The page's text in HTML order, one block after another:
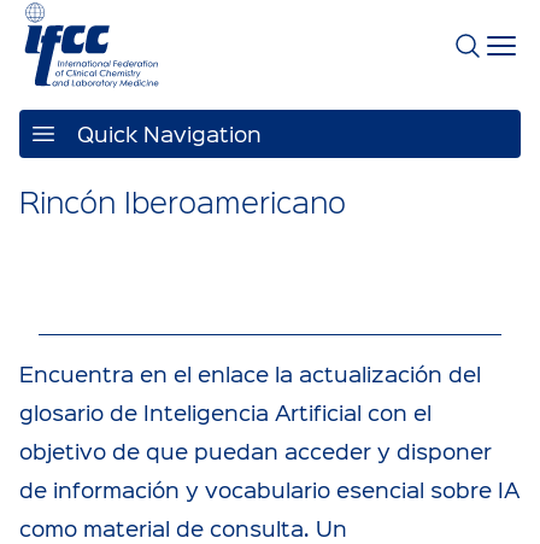
Quick Navigation
Rincón Iberoamericano
Encuentra en el enlace la actualización del
glosario de Inteligencia Artificial con el
objetivo de que puedan acceder y disponer
de información y vocabulario esencial sobre IA
como material de consulta. Un